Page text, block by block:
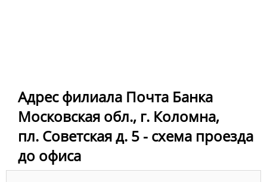
Адрес филиала Почта Банка
Московская обл., г. Коломна,
пл. Советская д. 5 - схема проезда
до офиса